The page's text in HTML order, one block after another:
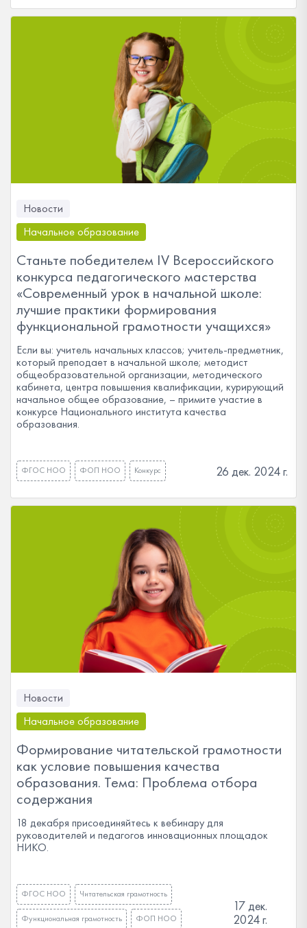
Новости
Начальное образование
Станьте победителем IV Всероссийского
конкурса педагогического мастерства
«Современный урок в начальной школе:
лучшие практики формирования
функциональной грамотности учащихся»
Если вы: учитель начальных классов; учитель-предметник,
который преподает в начальной школе; методист
общеобразовательной организации, методического
кабинета, центра повышения квалификации, курирующий
начальное общее образование, – примите участие в
конкурсе Национального института качества
образования.
ФГОС НОО ФОП НОО Конкурс 26 дек. 2024 г.
Новости
Начальное образование
Формирование читательской грамотности
как условие повышения качества
образования. Тема: Проблема отбора
содержания
18 декабря присоединяйтесь к вебинару для
руководителей и педагогов инновационных площадок
НИКО.
ФГОС НОО Читательская грамотность
Функциональная грамотность ФОП НОО
17 дек.
2024 г.